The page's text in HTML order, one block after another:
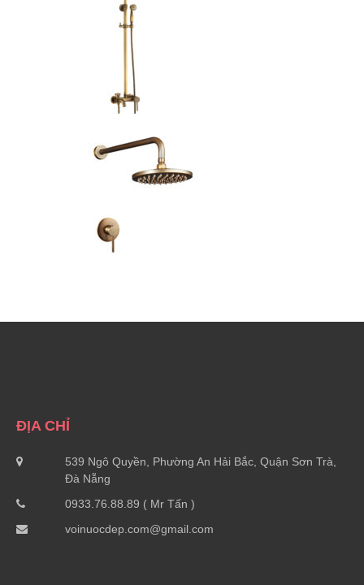
ĐỊA CHỈ
539 Ngô Quyền, Phường An Hải Bắc, Quận Sơn Trà,
Đà Nẵng
0933.76.88.89 ( Mr Tấn )
voinuocdep.com@gmail.com